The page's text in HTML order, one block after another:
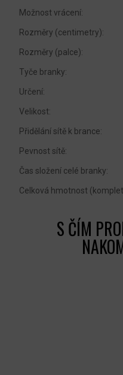
Možnost vrácení:
Rozměry (centimetry):
Rozměry (palce):
Tyče branky:
Určení:
Velikost:
Přidělání sítě k brance:
Pevnost sítě:
Čas složení celé branky:
Celková hmotnost